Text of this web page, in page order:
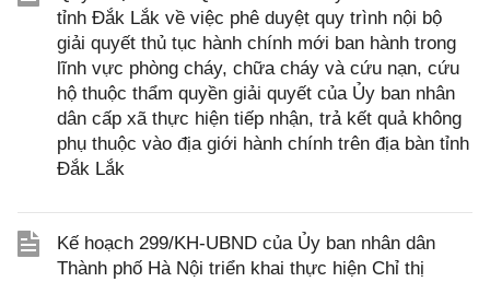
tỉnh Đắk Lắk về việc phê duyệt quy trình nội bộ
giải quyết thủ tục hành chính mới ban hành trong
lĩnh vực phòng cháy, chữa cháy và cứu nạn, cứu
hộ thuộc thẩm quyền giải quyết của Ủy ban nhân
dân cấp xã thực hiện tiếp nhận, trả kết quả không
phụ thuộc vào địa giới hành chính trên địa bàn tỉnh
Đắk Lắk
Kế hoạch 299/KH-UBND của Ủy ban nhân dân
Thành phố Hà Nội triển khai thực hiện Chỉ thị